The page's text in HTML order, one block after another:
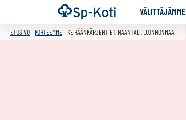
Siirry
sisältöön
Etusivu VÄLITTÄJÄMME
ETUSIVU KOHTEEMME KEIHÄÄNKÄRJENTIE 1, NAANTALI, LUONNONMAA